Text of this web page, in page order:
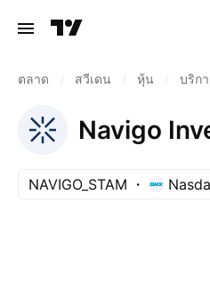
ตลาด สวีเดน หุ้น บริก
Navigo
NAVIGO_STAM